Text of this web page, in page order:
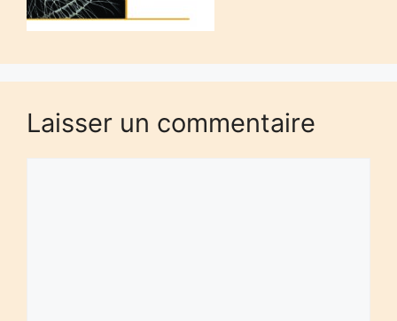
Laisser un commentaire